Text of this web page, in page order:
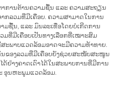
ການຕ້ານຄວາມຊື້ນ ແລະ ຄວາມສະຖຽນ
ກລວມທີ່ມີເຄືອບ. ຄວາມສາມາດໃນການ
ຊື້ນ, ແລະ ມົນລະເທື່ອໂດຍບໍ່ເກີດການ
ທີ່ມີເຄືອບເປັນທາງເລືອກທີ່ເໝາະສົມ
ະພາບແວດລ້ອມອາດຈະມີຄວາມທ້າທາຍ.
ຂອງລວມທີ່ມີເຄືອບຍັງຊ່ວຍສະໜັບສະໜູນ
ຢ່າງຄາດເດົາໄດ້ໃນສະພາບການທີ່ມີການ
ອຸນຫະພູມແວດລ້ອມ.